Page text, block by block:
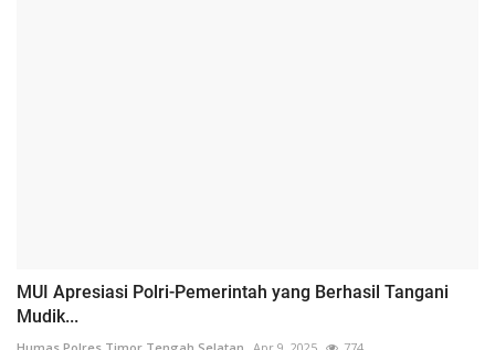
MUI Apresiasi Polri-Pemerintah yang Berhasil Tangani
Mudik...